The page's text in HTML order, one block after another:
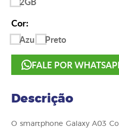
Cor:
Azul Preto
FALE POR
Descrição
O smartphone Galaxy A03